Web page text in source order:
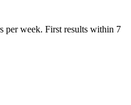
per week. First results within 7